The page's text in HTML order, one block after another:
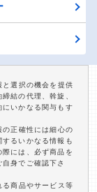
選択の機会を提供
結の代理、斡旋、
いかなる関与もす
正確性には細心の
るいかなる情報も
には、必ず商品を
身でご確認下さ
商品やサービス等